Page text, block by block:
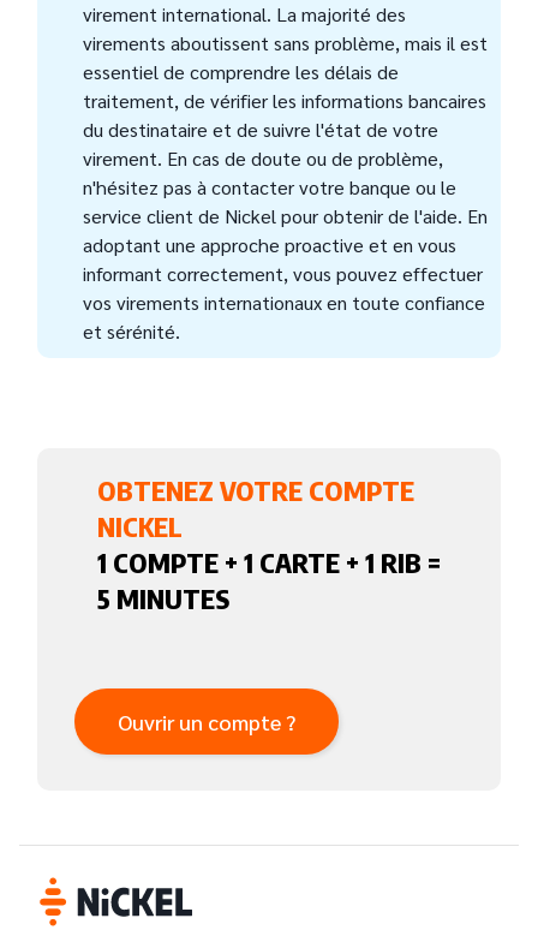
virement international. La majorité des
virements aboutissent sans problème, mais il est
essentiel de comprendre les délais de
traitement, de vérifier les informations bancaires
du destinataire et de suivre l'état de votre
virement. En cas de doute ou de problème,
n'hésitez pas à contacter votre banque ou le
service client de Nickel pour obtenir de l'aide. En
adoptant une approche proactive et en vous
informant correctement, vous pouvez effectuer
vos virements internationaux en toute confiance
et sérénité.
OBTENEZ VOTRE COMPTE
NICKEL
1 COMPTE + 1 CARTE + 1 RIB =
5 MINUTES
Ouvrir un compte ?